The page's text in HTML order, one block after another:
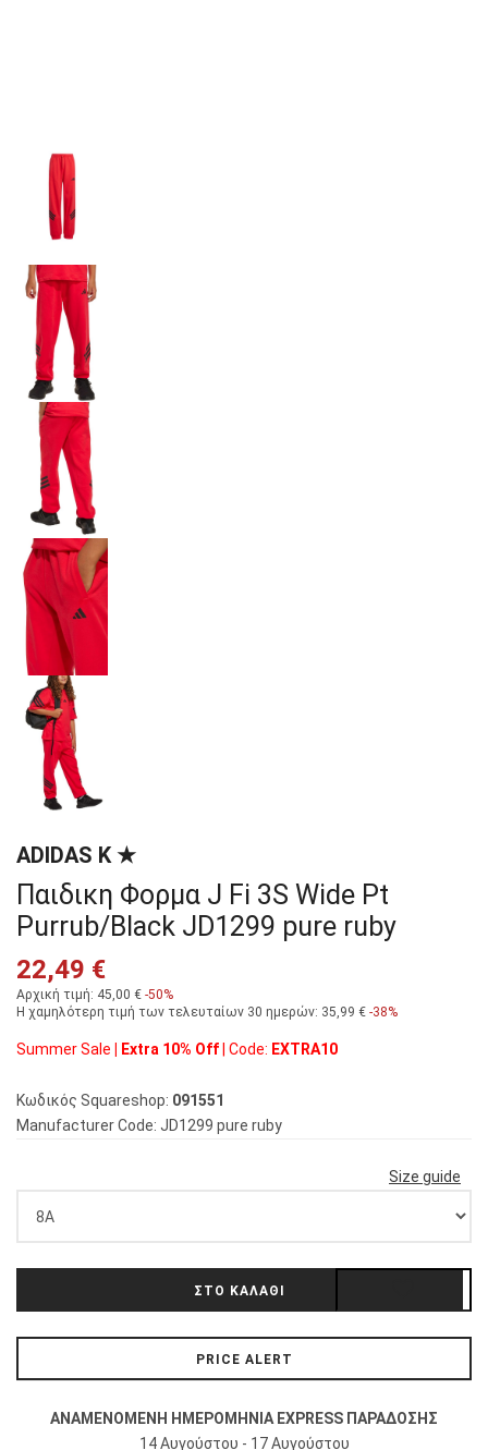
ADIDAS K ★
Παιδικη Φορμα J Fi 3S Wide Pt
Purrub/Black JD1299 pure ruby
22,49 €
Αρχική τιμή: 45,00 € -50%
Η χαμηλότερη τιμή των τελευταίων 30 ημερών: 35,99 € -38%
Summer Sale | Extra 10% Off | Code: EXTRA10
Κωδικός Squareshop: 091551
Manufacturer Code: JD1299 pure ruby
Size guide
PRICE ALERT
ΑΝΑΜΕΝΟΜΕΝΗ ΗΜΕΡΟΜΗΝΙΑ EXPRESS ΠΑΡΑΔΟΣΗΣ
14 Αυγούστου - 17 Αυγούστου